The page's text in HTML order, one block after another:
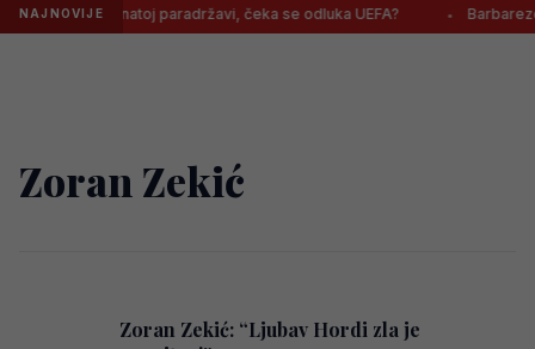
NAJNOVIJEnepriznatoj paradržavi, čeka se odluka UEFA?
Zoran Zekić
Zoran Zekić: “Ljubav Hordi zla je